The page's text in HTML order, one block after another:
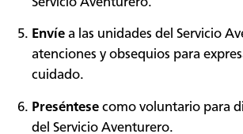
Envíe a las unidades del Servicio
atenciones y obsequios para
cuidado.
Preséntese como voluntario para
del Servicio Aventurero.